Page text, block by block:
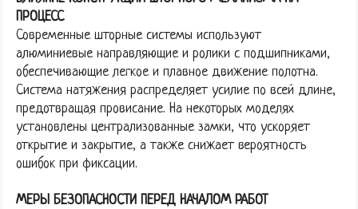
ПРОЦЕСС
Современные шторные системы используют
алюминиевые направляющие и ролики с подшипниками,
обеспечивающие легкое и плавное движение полотна.
Система натяжения распределяет усилие по всей длине,
предотвращая провисание. На некоторых моделях
установлены централизованные замки, что ускоряет
открытие и закрытие, а также снижает вероятность
ошибок при фиксации.
МЕРЫ БЕЗОПАСНОСТИ ПЕРЕД НАЧАЛОМ РАБОТ